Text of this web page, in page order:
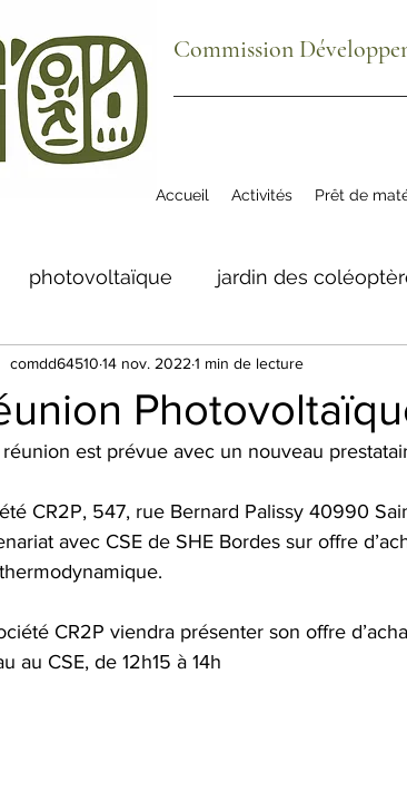
Accueil Activités Prêt de
Commission
photovoltaïque jardin des
Electrique agenda
Centre aéré Meillon La
alimentation LowTech &
informations PC réformés
comdd64510 14 nov. 2022 1 min de lecture
est prévue avec un nouveau
CR2P, 547, rue Bernard Palissy 40990
avec CSE de SHE Bordes sur offre
CR2P viendra présenter son offre
au CSE, de 12h15 à 14h